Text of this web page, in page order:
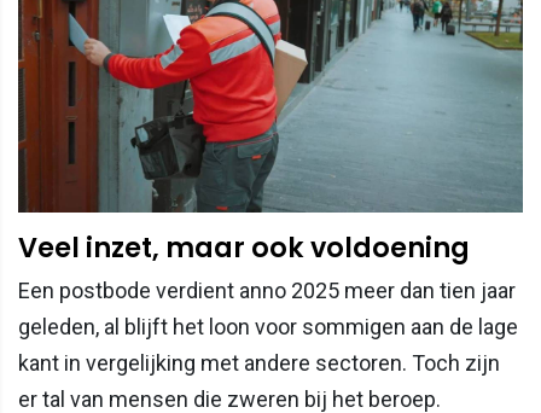
Veel inzet, maar ook voldoening
Een postbode verdient anno 2025 meer dan tien jaar
geleden, al blijft het loon voor sommigen aan de lage
kant in vergelijking met andere sectoren. Toch zijn
er tal van mensen die zweren bij het beroep.